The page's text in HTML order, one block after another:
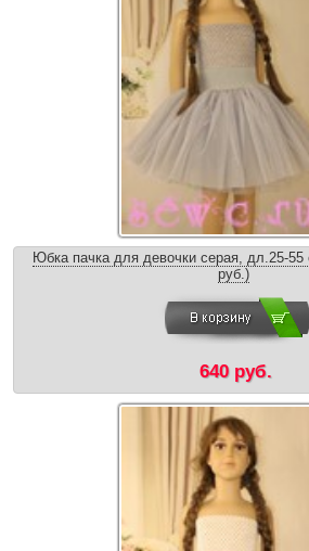
Юбка пачка для девочки серая, дл.25-55
руб.)
640 руб.